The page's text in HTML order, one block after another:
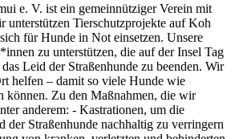
e. V. ist ein gemeinnütziger Verein mit
unterstützen Tierschutzprojekte auf Koh
für Hunde in Not einsetzen. Unsere
zu unterstützen, die auf der Insel Tag
Leid der Straßenhunde zu beenden. Wir
helfen – damit so viele Hunde wie
können. Zu den Maßnahmen, die wir
anderem: - Kastrationen, um die
der Straßenhunde nachhaltig zu verringern